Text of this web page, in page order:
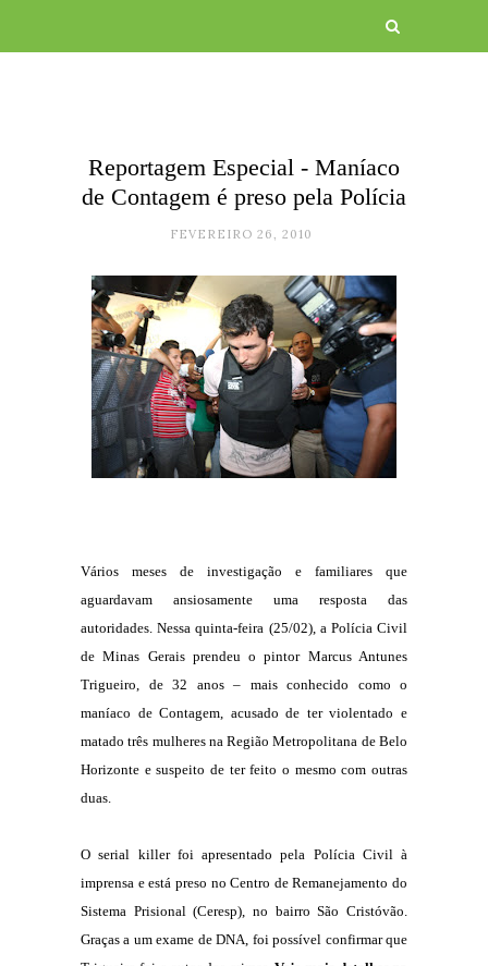
Reportagem Especial - Maníaco
de Contagem é preso pela Polícia
FEVEREIRO 26, 2010
Vários meses de investigação e familiares que
aguardavam ansiosamente uma resposta das
autoridades. Nessa quinta-feira (25/02), a Polícia Civil
de Minas Gerais prendeu o pintor Marcus Antunes
Trigueiro, de 32 anos – mais conhecido como o
maníaco de Contagem, acusado de ter violentado e
matado três mulheres na Região Metropolitana de Belo
Horizonte e suspeito de ter feito o mesmo com outras
duas.
O serial killer foi apresentado pela Polícia Civil à
imprensa e está preso no Centro de Remanejamento do
Sistema Prisional (Ceresp), no bairro São Cristóvão.
Graças a um exame de DNA, foi possível confirmar que